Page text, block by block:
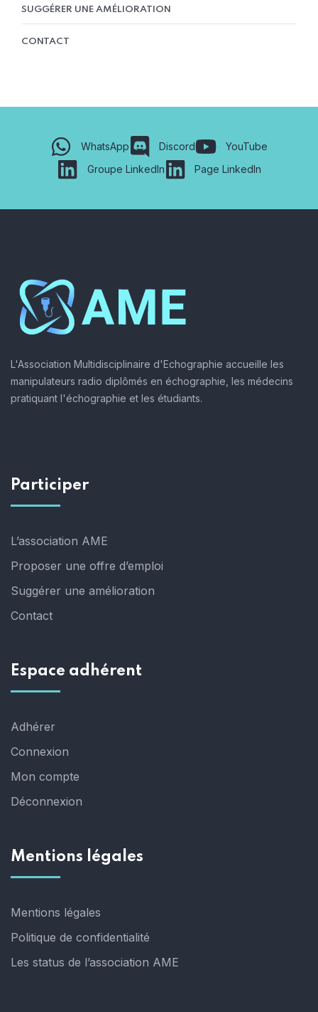
SUGGÉRER UNE AMÉLIORATION
CONTACT
WhatsApp Discord
YouTube
Groupe LinkedIn
Page LinkedIn
L'Association Multidisciplinaire d'Echographie accueille les
manipulateurs radio diplômés en échographie, les médecins
pratiquant l'échographie et les étudiants.
Participer
L’association AME
Proposer une offre d’emploi
Suggérer une amélioration
Contact
Espace adhérent
Adhérer
Connexion
Mon compte
Déconnexion
Mentions légales
Mentions légales
Politique de confidentialité
Les status de l’association AME